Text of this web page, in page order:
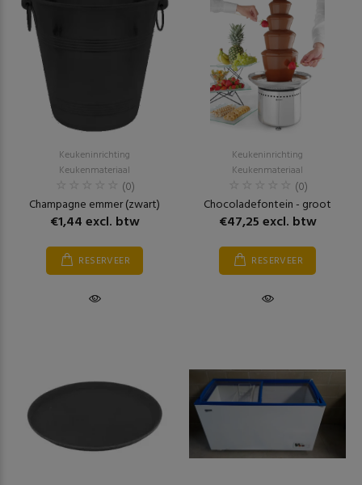
Keukeninrichting
Keukenmateriaal
(0)
Champagne emmer (zwart)
€1,44 excl. btw
RESERVEER
Keukeninrichting
Keukenmateriaal
(0)
Chocoladefontein - groot
€47,25 excl. btw
RESERVEER